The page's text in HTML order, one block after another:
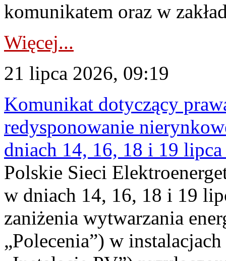
komunikatem oraz w
Więcej...
21 lipca 2026, 09:19
Komunikat dotyczący
redysponowanie
dniach 14, 16, 18 i 19
Polskie Sieci
w dniach 14, 16, 18 i 19
zaniżenia wytwarzania
„Polecenia”) w